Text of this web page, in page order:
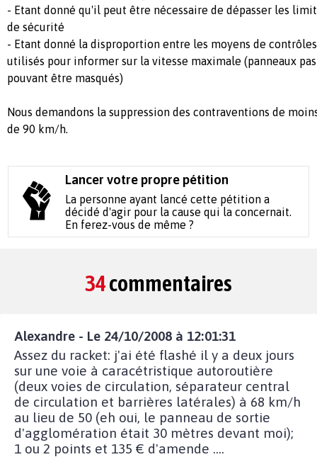
- Etant donné qu'il peut être nécessaire de dépasser les
de sécurité
- Etant donné la disproportion entre les moyens de
utilisés pour informer sur la vitesse maximale (panneaux
pouvant être masqués)
Nous demandons la suppression des contraventions de
de 90 km/h.
Lancer votre propre pétition
La personne ayant lancé cette pétition a
décidé d'agir pour la cause qui la concernait.
En ferez-vous de même ?
34commentaires
Alexandre - Le 24/10/2008 à 12:01:31
Assez du racket: j'ai été flashé il y a deux jours
sur une voie à caracétristique autoroutière
(deux voies de circulation, séparateur central
de circulation et barrières latérales) à 68 km/h
au lieu de 50 (eh oui, le panneau de sortie
d'agglomération était 30 mètres devant moi);
1 ou 2 points et 135 € d'amende ....